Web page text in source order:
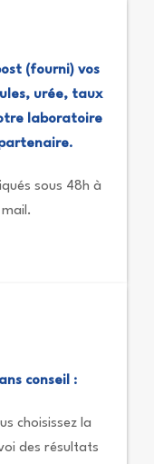
(fourni) vos
urée, taux
laboratoire
sous 48h à
conseil :
choisissez la
des résultats